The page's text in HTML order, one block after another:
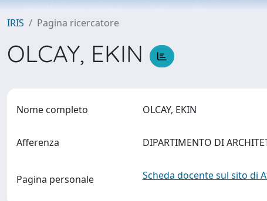
IRIS Pagina ricercatore
OLCAY, EKIN
Nome completo OLCAY, EKIN
Afferenza DIPARTIMENTO DI
Pagina personale Scheda docente sul sito di